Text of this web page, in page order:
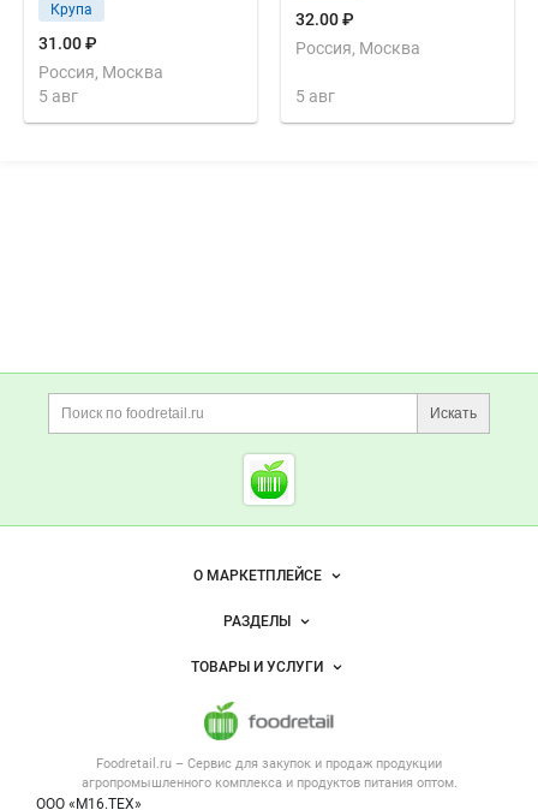
Крупа
31.00 ₽
Россия, Москва
5 авг
32.00 ₽
Россия, Москва
5 авг
Дополнительная информация
Поиск по сайту и
Искать
Cсылки на полезные
Foodretail.ru
— продукты
Важные разделы и контакты
Foodretail.ru – Сервис для закупок и продаж продукции
агропромышленного комплекса и продуктов питания оптом.
ООО «М16.ТЕХ»
Навигация по сайтуО МАРКЕТПЛЕЙСЕ
Новости Foodretail.ru
Размещение рекламы
Публичная оферта
Контактная информация
Политика обработки персональных данных
РАЗДЕЛЫ
Объявления
Новости рынка
Вакансии
ТОВАРЫ И УСЛУГИ
Напитки, соки, вода
Оборудование для пищепрома